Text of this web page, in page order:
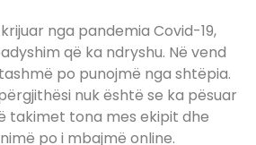
nga pandemia Covid-19,
që ka ndryshu. Në vend
po punojmë nga shtëpia.
nuk është se ka pësuar
takimet tona mes ekipit dhe
po i mbajmë online.